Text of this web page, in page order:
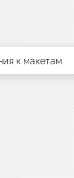
к макетам